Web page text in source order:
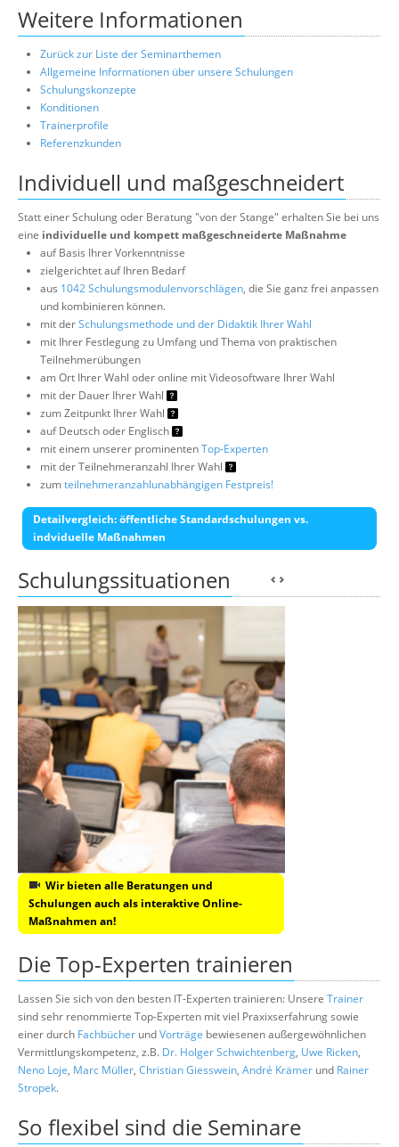
Weitere Informationen
Zurück zur Liste der Seminarthemen
Allgemeine Informationen über unsere Schulungen
Schulungskonzepte
Konditionen
Trainerprofile
Referenzkunden
Individuell und maßgeschneidert
Statt einer Schulung oder Beratung "von der Stange" erhalten Sie bei uns
eine individuelle und kompett maßgeschneiderte Maßnahme
auf Basis Ihrer Vorkenntnisse
zielgerichtet auf Ihren Bedarf
aus 1042 Schulungsmodulenvorschlägen, die Sie ganz frei anpassen
und kombinieren können.
mit derSchulungsmethode und der Didaktik Ihrer Wahl
mit Ihrer Festlegung zu Umfang und Thema von praktischen
Teilnehmerübungen
am Ort Ihrer Wahl oder online mit Videosoftware Ihrer Wahl
mit der Dauer Ihrer Wahl
zum Zeitpunkt Ihrer Wahl
auf Deutsch oder Englisch
mit einem unserer prominentenTop-Experten
mit der Teilnehmeranzahl Ihrer Wahl
zumteilnehmeranzahlunabhängigen Festpreis!
Detailvergleich: öffentliche Standardschulungen vs.
indviduelle Maßnahmen
Schulungssituationen
Wir bieten alle Beratungen und
Schulungen auch als interaktive Online-
Maßnahmen an!
Die Top-Experten trainieren
Lassen Sie sich von den besten IT-Experten trainieren: Unsere Trainer
sind sehr renommierte Top-Experten mit viel Praxixserfahrung sowie
einer durch Fachbücher undVorträge bewiesenen außergewöhnlichen
Vermittlungskompetenz, z.B. Dr. Holger Schwichtenberg, Uwe Ricken,
Neno Loje, Marc Müller, Christian Giesswein, André Krämer und Rainer
Stropek.
So flexibel sind die Seminare